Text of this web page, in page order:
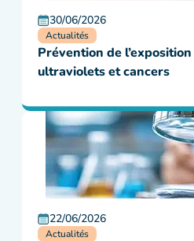
30/06/2026
Actualités
Prévention de
ultraviolets et cancers
22/06/2026
Actualités